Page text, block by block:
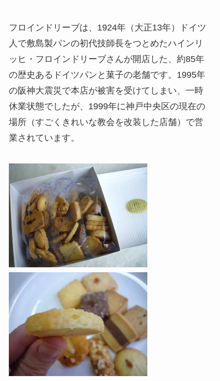
フロインドリーブは、1924年（大正13年）ドイツ
人で敷島製パンの初代技師長をつとめたハインリ
ッヒ・フロインドリーブさんが開店した、約85年
の歴史あるドイツパンと菓子の老舗です。1995年
の阪神大震災で本店が被害を受けてしまい、一時
休業状態でしたが、1999年に神戸中央区の現在の
場所（すごくきれいな教会を改装した店舗）で営
業されています。